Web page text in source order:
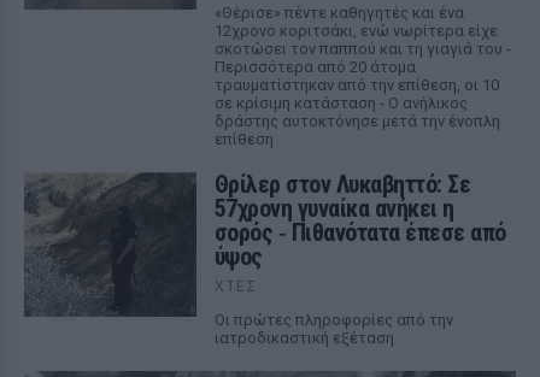
«Θέρισε» πέντε καθηγητές και ένα
12χρονο κοριτσάκι, ενώ νωρίτερα είχε
σκοτώσει τον παππού και τη γιαγιά του -
Περισσότερα από 20 άτομα
τραυματίστηκαν από την επίθεση, οι 10
σε κρίσιμη κατάσταση - Ο ανήλικος
δράστης αυτοκτόνησε μετά την ένοπλη
επίθεση
Θρίλερ στον Λυκαβηττό: Σε
57χρονη γυναίκα ανήκει η
σορός ‑ Πιθανότατα έπεσε από
ύψος
ΧΤΕΣ
Οι πρώτες πληροφορίες από την
ιατροδικαστική εξέταση